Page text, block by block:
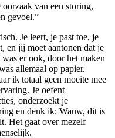
van een storing,
gevoel.”
Je leert, je past toe, je
en jij moet aantonen dat je
er ook, door het maken
allemaal op papier.
ik totaal geen moeite mee
Je oefent
onderzoekt je
en denk ik: Wauw, dit is
Het gaat over mezelf